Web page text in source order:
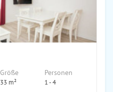
Größe
33 m²
Personen
1 - 4